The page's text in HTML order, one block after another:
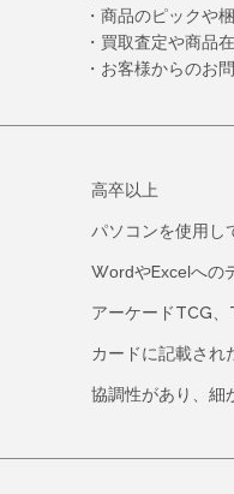
・商品のピックや
・買取査定や商品
・お客様からのお
高卒以上
パソコンを使用し
WordやExcelへの
アーケードTCG
カードに記載され
協調性があり、細